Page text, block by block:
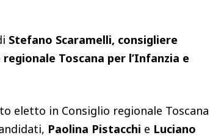
Stefano Scaramelli, consigliere
Toscana per l’Infanzia e
eletto in Consiglio regionale Toscana
Paolina Pistacchi e Luciano